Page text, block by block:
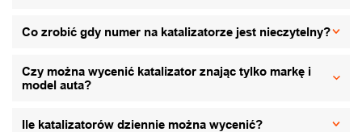
Co zrobić gdy numer na katalizatorze jest nieczytelny?
Czy można wycenić katalizator znając tylko markę i
model auta?
Ile katalizatorów dziennie można wycenić?